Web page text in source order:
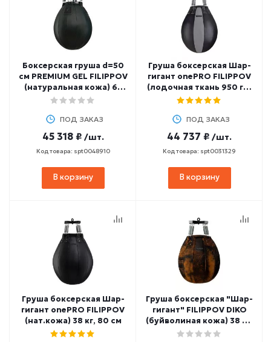
Боксерская груша d=50
см PREMIUM GEL FILIPPOV
(натуральная кожа) 65
см, 75-80 кг
ПОД ЗАКАЗ
45 318 ₽ /шт.
Код товара: spt0048910
В корзину
Груша боксерская Шар-
гигант onePRO FILIPPOV
(лодочная ткань 950 гр/
м2) 38 кг, 80 см
ПОД ЗАКАЗ
44 737 ₽ /шт.
Код товара: spt0031329
В корзину
Груша боксерская Шар-
гигант onePRO FILIPPOV
(нат.кожа) 38 кг, 80 см
Груша боксерская "Шар-
гигант" FILIPPOV DIKO
(буйволиная кожа) 38 кг,
80 см